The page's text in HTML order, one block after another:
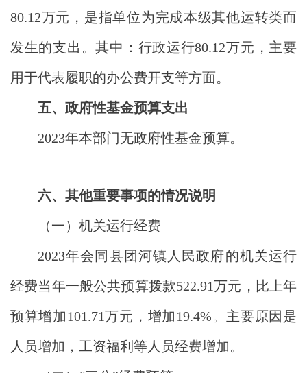
80.12万元，是指单位为完成本级其他运转类而
发生的支出。其中：行政运行80.12万元，主要
用于代表履职的办公费开支等方面。
五、政府性基金预算支出
2023年本部门无政府性基金预算。
六、其他重要事项的情况说明
（一）机关运行经费
2023年会同县团河镇人民政府的机关运行
经费当年一般公共预算拨款522.91万元，比上年
预算增加101.71万元，增加19.4%。主要原因是
人员增加，工资福利等人员经费增加。